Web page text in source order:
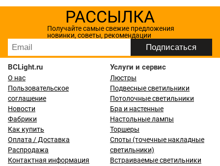
РАССЫЛКА
Получайте самые свежие предложения
новинки, советы, рекомендации
BCLight.ru
О нас
Пользовательское
соглашение
Новости
Фабрики
Как купить
Оплата / Доставка
Распродажа
Контактная информация
Услуги и сервис
Люстры
Подвесные светильники
Потолочные светильники
Бра и настенные
Настольные лампы
Торшеры
Споты (точечные накладные
светильники)
Встраиваемые светильники